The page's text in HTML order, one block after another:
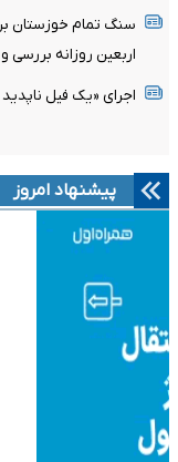
سنگ تمام خوزستان
اربعین روزانه بررسی
اجرای «یک فیل
پیشنهاد امروز